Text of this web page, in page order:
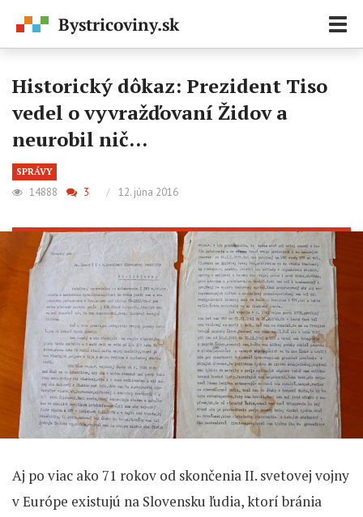
Historický dôkaz: Prezident Tiso
vedel o vyvražďovaní Židov a
neurobil nič…
SPRÁVY
14888 3 / 12. júna 2016
Aj po viac ako 71 rokov od skončenia II. svetovej vojny
v Európe existujú na Slovensku ľudia, ktorí bránia